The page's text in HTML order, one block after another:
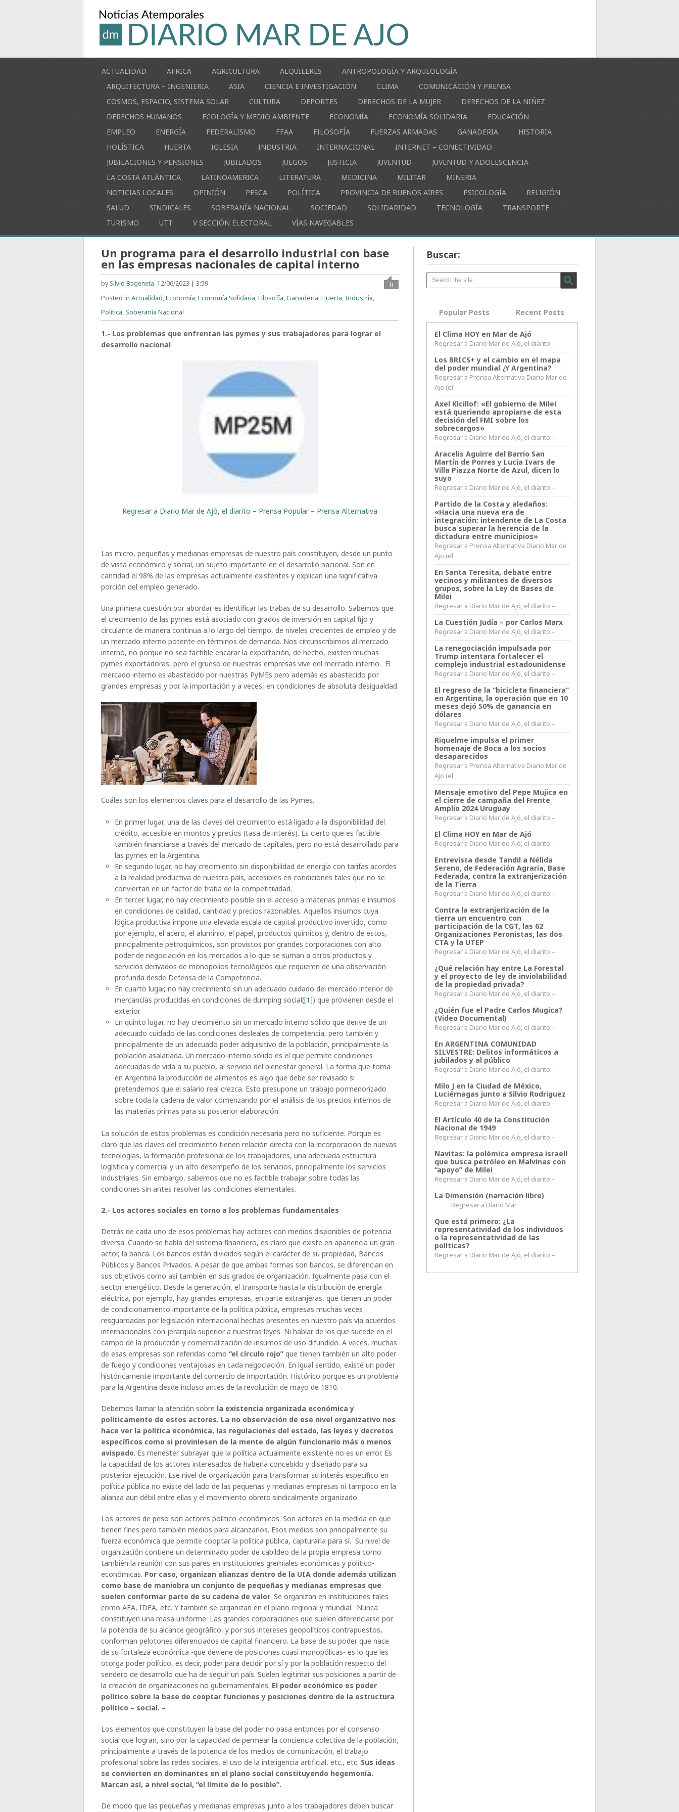
ACTUALIDAD AFRICA AGRICULTURA ALQUILERES
ANTROPOLOGÍA Y ARQUEOLOGÍA
ARQUITECTURA – INGENIERIA
ASIA CIENCIA E INVESTIGACIÓN CLIMA
COMUNICACIÓN Y PRENSA
COSMOS, ESPACIO, SISTEMA SOLAR
CULTURA DEPORTES DERECHOS DE LA MUJER
DERECHOS DE LA NIÑEZ
DERECHOS HUMANOS
ECOLOGÍA Y MEDIO AMBIENTE ECONOMÍA ECONOMÍA SOLIDARIA
EDUCACIÓN
EMPLEO
ENERGÍA FEDERALISMO FFAA FILOSOFÍA FUERZAS ARMADAS GANADERIA
HISTORIA
HOLÍSTICA
HUERTA IGLESIA INDUSTRIA INTERNACIONAL
INTERNET – CONECTIVIDAD
JUBILACIONES Y PENSIONES
JUBILADOS JUEGOS JUSTICIA JUVENTUD
JUVENTUD Y ADOLESCENCIA
LA COSTA ATLÁNTICA
LATINOAMERICA LITERATURA MEDICINA MILITAR
MINERIA
NOTICIAS LOCALES
OPINIÓN PESCA POLÍTICA PROVINCIA DE BUENOS AIRES PSICOLOGÍA
RELIGIÓN
SALUD
SINDICALES SOBERANÍA NACIONAL SOCIEDAD SOLIDARIDAD TECNOLOGÍA
TRANSPORTE
TURISMO
UTT V SECCIÓN ELECTORAL VÍAS NAVEGABLES
Un programa para el desarrollo industrial con base
en las empresas nacionales de capital interno
by Silvio Bageneta 12/06/2023 | 3:59
0
Posted inActualidad,Economía,Economía Solidaria,Filosofía,Ganaderia,Huerta,Industria,
Política,Soberanía Nacional
1.- Los problemas que enfrentan las pymes y sus trabajadores para lograr el
desarrollo nacional
Regresar a Diario Mar de Ajó, el diarito – Prensa Popular – Prensa Alternativa
Las micro, pequeñas y medianas empresas de nuestro país constituyen, desde un punto
de vista económico y social, un sujeto importante en el desarrollo nacional. Son en
cantidad el 98% de las empresas actualmente existentes y explican una significativa
porción del empleo generado.
Una primera cuestión por abordar es identificar las trabas de su desarrollo. Sabemos que
el crecimiento de las pymes está asociado con grados de inversión en capital fijo y
circulante de manera continua a lo largo del tiempo, de niveles crecientes de empleo y de
un mercado interno potente en términos de demanda. Nos circunscribimos al mercado
interno, no porque no sea factible encarar la exportación, de hecho, existen muchas
pymes exportadoras, pero el grueso de nuestras empresas vive del mercado interno. El
mercado interno es abastecido por nuestras PyMEs pero además es abastecido por
grandes empresas y por la importación y a veces, en condiciones de absoluta desigualdad.
Cuáles son los elementos claves para el desarrollo de las Pymes.
En primer lugar, una de las claves del crecimiento está ligado a la disponibilidad del
crédito, accesible en montos y precios (tasa de interés). Es cierto que es factible
también financiarse a través del mercado de capitales, pero no está desarrollado para
las pymes en la Argentina.
En segundo lugar, no hay crecimiento sin disponibilidad de energía con tarifas acordes
a la realidad productiva de nuestro país, accesibles en condiciones tales que no se
conviertan en un factor de traba de la competitividad.
En tercer lugar, no hay crecimiento posible sin el acceso a materias primas e insumos
en condiciones de calidad, cantidad y precios razonables. Aquellos insumos cuya
lógica productiva impone una elevada escala de capital productivo invertido, como
por ejemplo, el acero, el aluminio, el papel, productos químicos y, dentro de estos,
principalmente petroquímicos, son provistos por grandes corporaciones con alto
poder de negociación en los mercados a lo que se suman a otros productos y
servicios derivados de monopolios tecnológicos que requieren de una observación
profunda desde Defensa de la Competencia.
En cuarto lugar, no hay crecimiento sin un adecuado cuidado del mercado interior de
mercancías producidas en condiciones de dumping social([1]) que provienen desde el
exterior.
En quinto lugar, no hay crecimiento sin un mercado interno sólido que derive de un
adecuado cuidado de las condiciones desleales de competencia, pero también y
principalmente de un adecuado poder adquisitivo de la población, principalmente la
población asalariada. Un mercado interno sólido es el que permite condiciones
adecuadas de vida a su pueblo, al servicio del bienestar general. La forma que toma
en Argentina la producción de alimentos es algo que debe ser revisado si
pretendemos que el salario real crezca. Esto presupone un trabajo pormenorizado
sobre toda la cadena de valor comenzando por el análisis de los precios internos de
las materias primas para su posterior elaboración.
La solución de estos problemas es condición necesaria pero no suficiente. Porque es
claro que las claves del crecimiento tienen relación directa con la incorporación de nuevas
tecnologías, la formación profesional de los trabajadores, una adecuada estructura
logística y comercial y un alto desempeño de los servicios, principalmente los servicios
industriales. Sin embargo, sabemos que no es factible trabajar sobre todas las
condiciones sin antes resolver las condiciones elementales.
2.- Los actores sociales en torno a los problemas fundamentales
Detrás de cada uno de esos problemas hay actores con medios disponibles de potencia
diversa. Cuando se habla del sistema financiero, es claro que existe en apariencia un gran
actor, la banca. Los bancos están divididos según el carácter de su propiedad, Bancos
Públicos y Bancos Privados. A pesar de que ambas formas son bancos, se diferencian en
sus objetivos como así también en sus grados de organización. Igualmente pasa con el
sector energético. Desde la generación, el transporte hasta la distribución de energía
eléctrica, por ejemplo, hay grandes empresas, en parte extranjeras, que tienen un poder
de condicionamiento importante de la política pública, empresas muchas veces
resguardadas por legislación internacional hechas presentes en nuestro país vía acuerdos
internacionales con jerarquía superior a nuestras leyes. Ni hablar de los que sucede en el
campo de la producción y comercialización de insumos de uso difundido. A veces, muchas
de esas empresas son referidas como“el círculo rojo” que tienen también un alto poder
de fuego y condiciones ventajosas en cada negociación. En igual sentido, existe un poder
históricamente importante del comercio de importación. Histórico porque es un problema
para la Argentina desde incluso antes de la revolución de mayo de 1810.
Debemos llamar la atención sobre la existencia organizada económica y
políticamente de estos actores. La no observación de ese nivel organizativo nos
hace ver la política económica, las regulaciones del estado, las leyes y decretos
específicos como si proviniesen de la mente de algún funcionario más o menos
avispado. Es menester subrayar que la política actualmente existente no es un error. Es
la capacidad de los actores interesados de haberla concebido y diseñado para su
posterior ejecución. Ese nivel de organización para transformar su interés específico en
política pública no existe del lado de las pequeñas y medianas empresas ni tampoco en la
alianza aun débil entre ellas y el movimiento obrero sindicalmente organizado.
Los actores de peso son actores político-económicos. Son actores en la medida en que
tienen fines pero también medios para alcanzarlos. Esos medios son principalmente su
fuerza económica que permite cooptar la política pública, capturarla para sí. Su nivel de
organización contiene un determinado poder de cabildeo de la propia empresa como
también la reunión con sus pares en instituciones gremiales económicas y político-
económicas. Por caso, organizan alianzas dentro de la UIA donde además utilizan
como base de maniobra un conjunto de pequeñas y medianas empresas que
suelen conformar parte de su cadena de valor. Se organizan en instituciones tales
como AEA, IDEA, etc. Y también se organizan en el plano regional y mundial. Nunca
constituyen una masa uniforme. Las grandes corporaciones que suelen diferenciarse por
la potencia de su alcance geográfico, y por sus intereses geopolíticos contrapuestos,
conforman pelotones diferenciados de capital financiero. La base de su poder que nace
de su fortaleza económica -que deviene de posiciones cuasi monopólicas- es lo que les
otorga poder político, es decir, poder para decidir por sí y por la población respecto del
sendero de desarrollo que ha de seguir un país. Suelen legitimar sus posiciones a partir de
la creación de organizaciones no gubernamentales. El poder económico es poder
político sobre la base de cooptar funciones y posiciones dentro de la estructura
político – social. –
Los elementos que constituyen la base del poder no pasa entonces por el consenso
social que logran, sino por la capacidad de permear la conciencia colectiva de la población,
principalmente a través de la potencia de los medios de comunicación, el trabajo
profesional sobre las redes sociales, el uso de la inteligencia artificial, etc., etc. Sus ideas
se convierten en dominantes en el plano social constituyendo hegemonía.
Marcan así, a nivel social, “el límite de lo posible”.
De modo que las pequeñas y medianas empresas junto a los trabajadores deben buscar
Buscar:
Popular Posts Recent Posts
El Clima HOY en Mar de Ajó
Regresar a Diario Mar de Ajó, el diarito –
Los BRICS+ y el cambio en el mapa
del poder mundial ¿Y Argentina?
Regresar a Prensa Alternativa Diario Mar de
Ajo (el
Axel Kicillof: «El gobierno de Milei
está queriendo apropiarse de esta
decisión del FMI sobre los
sobrecargos»
Regresar a Diario Mar de Ajó, el diarito –
Aracelis Aguirre del Barrio San
Martín de Porres y Lucia Ivars de
Villa Piazza Norte de Azul, dicen lo
suyo
Regresar a Diario Mar de Ajó, el diarito –
Partido de la Costa y aledaños:
«Hacia una nueva era de
integración: intendente de La Costa
busca superar la herencia de la
dictadura entre municipios»
Regresar a Prensa Alternativa Diario Mar de
Ajo (el
En Santa Teresita, debate entre
vecinos y militantes de diversos
grupos, sobre la Ley de Bases de
Milei
Regresar a Diario Mar de Ajó, el diarito –
La Cuestión Judía – por Carlos Marx
Regresar a Diario Mar de Ajó, el diarito –
La renegociación impulsada por
Trump intentara fortalecer el
complejo industrial estadounidense
Regresar a Diario Mar de Ajó, el diarito –
El regreso de la “bicicleta financiera”
en Argentina, la operación que en 10
meses dejó 50% de ganancia en
dólares
Regresar a Diario Mar de Ajó, el diarito –
Riquelme impulsa el primer
homenaje de Boca a los socios
desaparecidos
Regresar a Prensa Alternativa Diario Mar de
Ajo (el
Mensaje emotivo del Pepe Mujica en
el cierre de campaña del Frente
Amplio 2024 Uruguay
Regresar a Diario Mar de Ajó, el diarito –
El Clima HOY en Mar de Ajó
Regresar a Diario Mar de Ajó, el diarito –
Entrevista desde Tandil a Nélida
Sereno, de Federación Agraria, Base
Federada, contra la extranjerización
de la Tierra
Regresar a Diario Mar de Ajó, el diarito –
Contra la extranjerización de la
tierra un encuentro con
participación de la CGT, las 62
Organizaciones Peronistas, las dos
CTA y la UTEP
Regresar a Diario Mar de Ajó, el diarito –
¿Qué relación hay entre La Forestal
y el proyecto de ley de inviolabilidad
de la propiedad privada?
Regresar a Diario Mar de Ajó, el diarito –
¿Quién fue el Padre Carlos Mugica?
(Video Documental)
Regresar a Diario Mar de Ajó, el diarito –
En ARGENTINA COMUNIDAD
SILVESTRE: Delitos informáticos a
jubilados y al público
Regresar a Diario Mar de Ajó, el diarito –
Milo J en la Ciudad de México,
Luciérnagas junto a Silvio Rodriguez
Regresar a Diario Mar de Ajó, el diarito –
El Artículo 40 de la Constitución
Nacional de 1949
Regresar a Diario Mar de Ajó, el diarito –
Navitas: la polémica empresa israelí
que busca petróleo en Malvinas con
“apoyo” de Milei
Regresar a Diario Mar de Ajó, el diarito –
La Dimensión (narración libre)
Regresar a Diario Mar
Que está primero: ¿La
representatividad de los individuos
o la representatividad de las
políticas?
Regresar a Diario Mar de Ajó, el diarito –